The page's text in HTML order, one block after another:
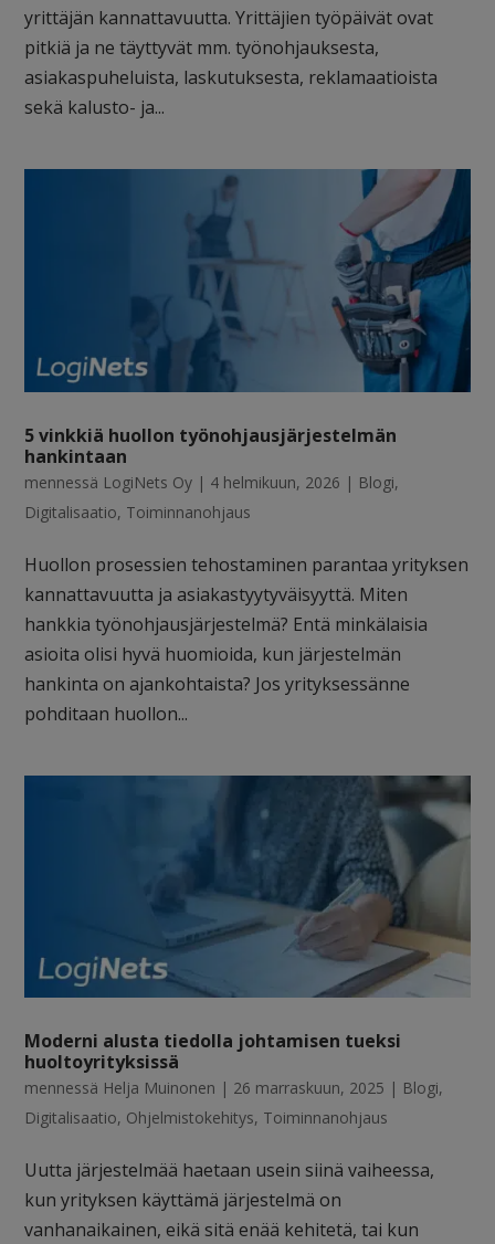
yrittäjän kannattavuutta. Yrittäjien työpäivät ovat
pitkiä ja ne täyttyvät mm. työnohjauksesta,
asiakaspuheluista, laskutuksesta, reklamaatioista
sekä kalusto- ja...
5 vinkkiä huollon työnohjausjärjestelmän
hankintaan
mennessä LogiNets Oy | 4 helmikuun, 2026 | Blogi,
Digitalisaatio, Toiminnanohjaus
Huollon prosessien tehostaminen parantaa yrityksen
kannattavuutta ja asiakastyytyväisyyttä. Miten
hankkia työnohjausjärjestelmä? Entä minkälaisia
asioita olisi hyvä huomioida, kun järjestelmän
hankinta on ajankohtaista? Jos yrityksessänne
pohditaan huollon...
Moderni alusta tiedolla johtamisen tueksi
huoltoyrityksissä
mennessä Helja Muinonen | 26 marraskuun, 2025 | Blogi,
Digitalisaatio, Ohjelmistokehitys, Toiminnanohjaus
Uutta järjestelmää haetaan usein siinä vaiheessa,
kun yrityksen käyttämä järjestelmä on
vanhanaikainen, eikä sitä enää kehitetä, tai kun